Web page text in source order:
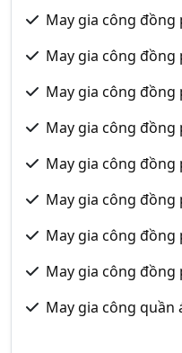
May gia công đồng
May gia công đồng
May gia công đồng
May gia công đồng
May gia công đồng
May gia công đồng
May gia công đồng
May gia công
May gia công quần